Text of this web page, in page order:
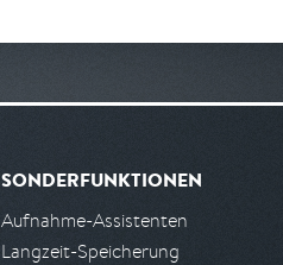
SONDERFUNKTIONEN
Aufnahme-Assistenten
Langzeit-Speicherung